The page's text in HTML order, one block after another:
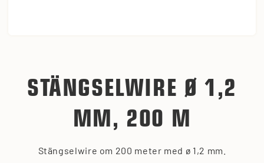
STÄNGSELWIRE Ø 1,2
MM, 200 M
Stängselwire om 200 meter med ø 1,2 mm.